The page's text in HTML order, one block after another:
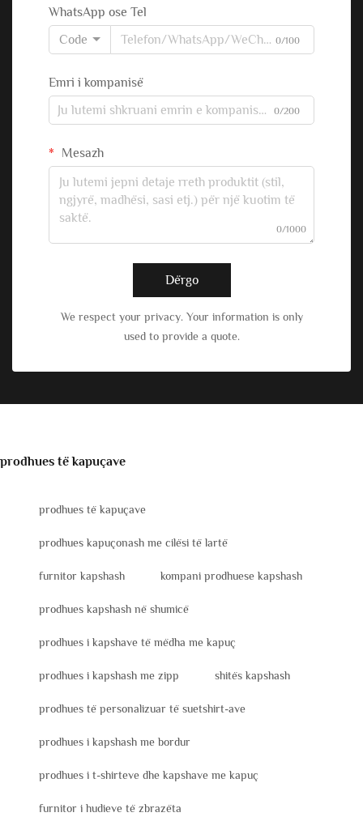
WhatsApp ose Tel
Code
0/100
Emri i kompanisë
0/200
Mesazh
0/1000
Dërgo
We respect your privacy. Your information is only
used to provide a quote.
prodhues të kapuçave
prodhues të kapuçave
prodhues kapuçonash me cilësi të lartë
furnitor kapshash kompani prodhuese kapshash
prodhues kapshash në shumicë
prodhues i kapshave të mëdha me kapuç
prodhues i kapshash me zipp shitës kapshash
prodhues të personalizuar të suetshirt-ave
prodhues i kapshash me bordur
prodhues i t-shirteve dhe kapshave me kapuç
furnitor i hudieve të zbrazëta